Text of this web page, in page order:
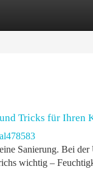
Tricks für Ihren
Sanierung. Bei
wichtig –